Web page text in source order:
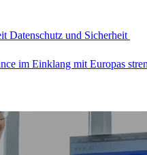
Datenschutz und Sicherheit
im Einklang mit Europas